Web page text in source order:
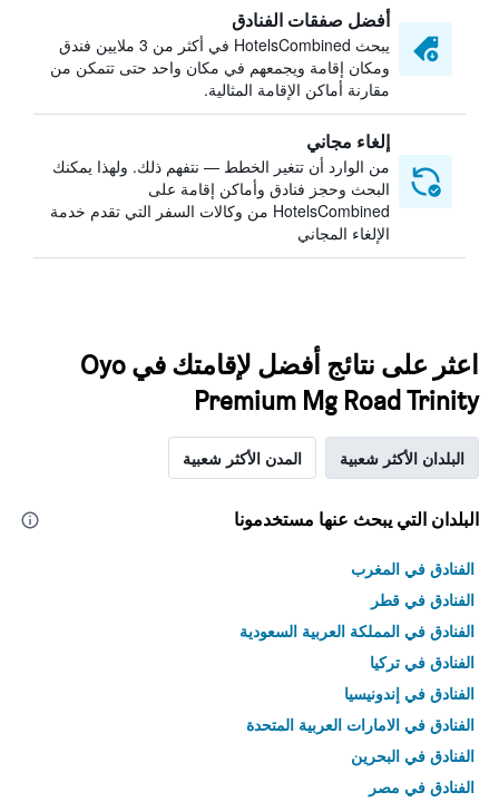
أفضل صفقات الفنادق
يبحث HotelsCombined في أكثر من 3 ملايين فندق
ومكان إقامة ويجمعهم في مكان واحد حتى تتمكن من
مقارنة أماكن الإقامة المثالية.
إلغاء مجاني
من الوارد أن تتغير الخطط — نتفهم ذلك. ولهذا يمكنك
البحث وحجز فنادق وأماكن إقامة على
HotelsCombined من وكالات السفر التي تقدم خدمة
الإلغاء المجاني
اعثر على نتائج أفضل لإقامتك في Oyo
Premium Mg Road Trinity
البلدان الأكثر شعبية المدن الأكثر شعبية
البلدان التي يبحث عنها مستخدمونا
الفنادق في المغرب
الفنادق في قطر
الفنادق في المملكة العربية السعودية
الفنادق في تركيا
الفنادق في إندونيسيا
الفنادق في الامارات العربية المتحدة
الفنادق في البحرين
الفنادق في مصر